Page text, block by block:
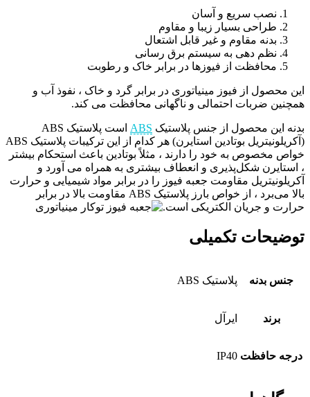
نصب سریع و آسان
طراحی بسیار زیبا و مقاوم
بدنه مقاوم و غیر قابل اشتعال
نظم دهی به سیستم برق رسانی
محافظت از فیوزها در برابر خاک و رطوبت
این محصول از فیوز مینیاتوری در برابر گرد و خاک ، نفوذ آب و
همچنین ضربات احتمالی و ناگهانی محافظت می کند.
بدنه این محصول از جنس پلاستیک ABS
است پلاستیک ABS
(آکریلونیتریل بوتادین استایرن) هر کدام از این ترکیبات پلاستیک ABS
خواص مخصوص به خود را دارند ، مثلاً بوتادین باعث استحکام بیشتر
، استایرن شکل‌پذیری و انعطاف بیشتری به همراه می آورد و
آکریلونیتریل مقاومت جعبه فیوز را در برابر مواد شیمیایی و حرارت
بالا می‌برد ، از خواص بارز پلاستیک ABS مقاومت بالا در برابر
حرارت و جریان الکتریکی است.
توضیحات تکمیلی
جنس بدنه پلاستیک ABS
برند ایرآل
درجه حافظت IP40